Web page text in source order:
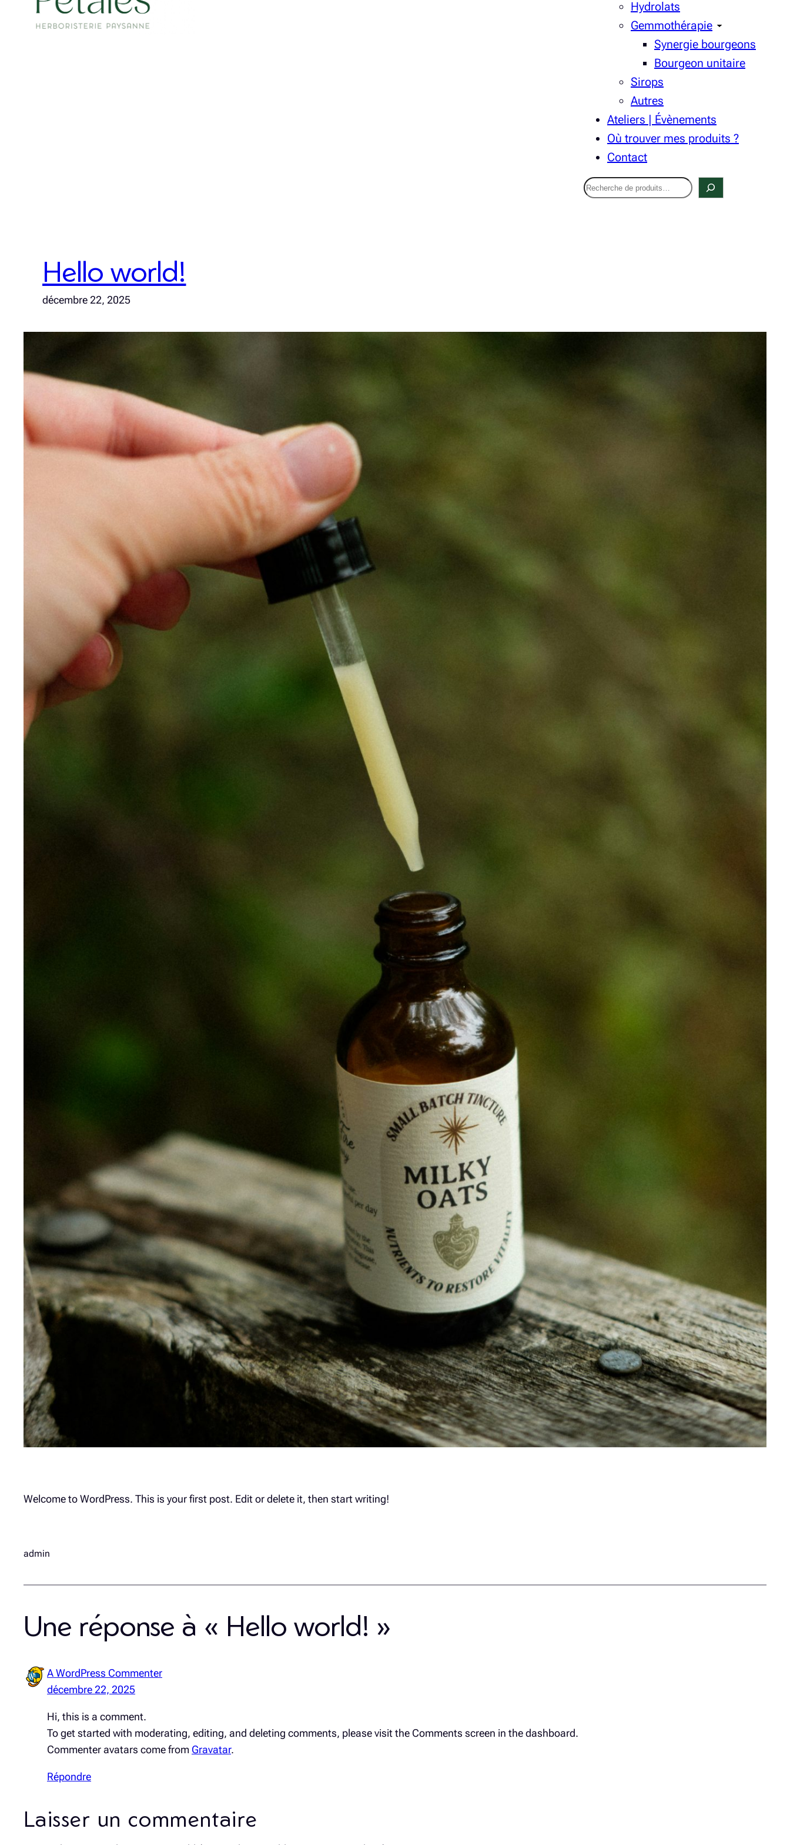
Hydrolats
Gemmothérapie
Synergie bourgeons
Bourgeon unitaire
Sirops
Autres
Ateliers | Évènements
Où trouver mes produits ?
Contact
Recherche
Hello world!
décembre 22, 2025
Welcome to WordPress. This is your first post. Edit or delete it, then start writing!
admin
Une réponse à « Hello world! »
A WordPress Commenter
décembre 22, 2025
Hi, this is a comment.
To get started with moderating, editing, and deleting comments, please visit the Comments screen in the dashboard.
Commenter avatars come from Gravatar.
Répondre
Laisser un commentaire